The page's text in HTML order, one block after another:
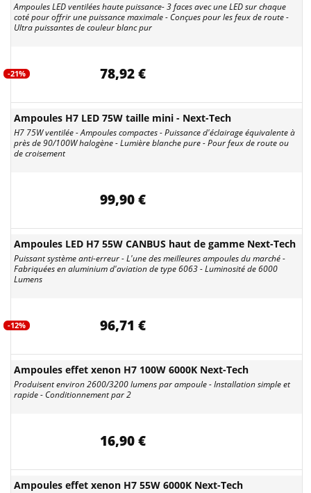
Ampoules LED ventilées haute puissance- 3 faces avec une LED sur chaque
coté pour offrir une puissance maximale - Conçues pour les feux de route -
Ultra puissantes de couleur blanc pur
-21% 78,92 €
Ampoules H7 LED 75W taille mini - Next-Tech
H7 75W ventilée - Ampoules compactes - Puissance d'éclairage équivalente à
près de 90/100W halogène - Lumière blanche pure - Pour feux de route ou
de croisement
99,90 €
Ampoules LED H7 55W CANBUS haut de gamme Next-Tech
Puissant système anti-erreur - L'une des meilleures ampoules du marché -
Fabriquées en aluminium d'aviation de type 6063 - Luminosité de 6000
Lumens
-12% 96,71 €
Ampoules effet xenon H7 100W 6000K Next-Tech
Produisent environ 2600/3200 lumens par ampoule - Installation simple et
rapide - Conditionnement par 2
16,90 €
Ampoules effet xenon H7 55W 6000K Next-Tech